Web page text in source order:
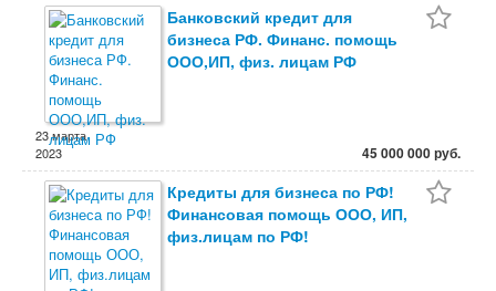
Банковский кредит для
бизнеса РФ. Финанс. помощь
ООО,ИП, физ. лицам РФ
23 марта
2023
45 000 000 руб.
Кредиты для бизнеса по РФ!
Финансовая помощь ООО, ИП,
физ.лицам по РФ!